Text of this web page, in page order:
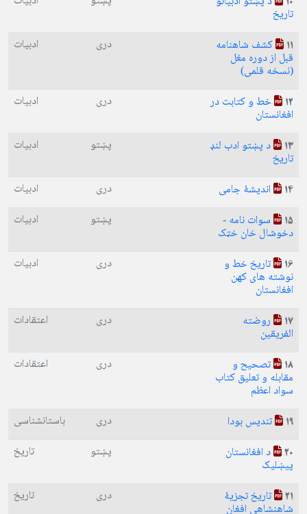
10
تاریخ
11 کشف شاهنامه
قبل از دوره مغل
(نسخه قلمی)
دری ادبیات
12 خط و کتابت در
افغانستان
دری ادبیات
13 د پښتو ادب لنډ
تاریخ
پښتو ادبیات
14 اندیشهٔ جامی دری ادبیات
15 سوات نامه -
دخوشال خان خټک
پښتو ادبیات
16 تاریخ خط و
نوشته های کهن
افغانستان
دری ادبیات
17 روضته
الفریقین
دری اعتقادات
18 تصحيح و
مقابله و تعليق كتاب
سواد اعظم
دری اعتقادات
19 تندیس بودا دری باستانشناسی
20 د افغانستان
پیښلیک
پښتو تاریخ
21 تاریخ تجزیهٔ
شاهنشاهی افغان
دری تاریخ